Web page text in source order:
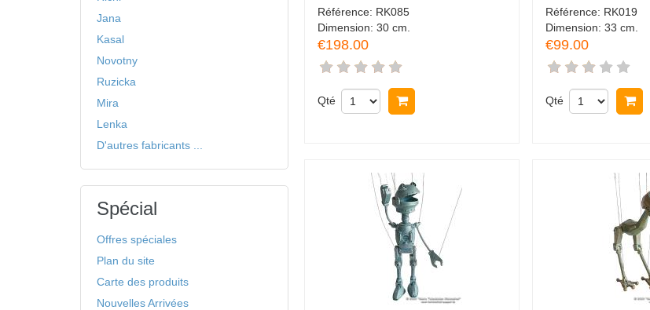
Référence: RK085
Dimension: 30 cm.
€198.00
Qté
Référence: RK019
Dimension:33 cm.
€99.00
Qté
Jana
Kasal
Novotny
Ruzicka
Mira
Lenka
D'autres fabricants ...
Spécial
Offres spéciales
Plan du site
Carte des produits
Nouvelles Arrivées